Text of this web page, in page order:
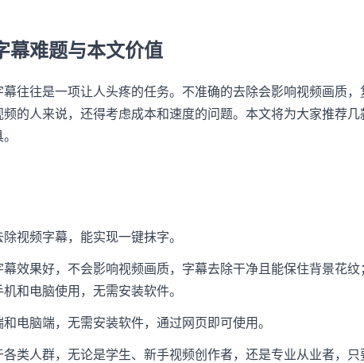
幕难题与本文价值
往往是一项让人头疼的任务。不准确的去除会影响视频画质
的人来说，还得考虑成本和速度的问题。本文将为大家推荐
除视频字幕，能实现一键抹字。
幕效果好，不会影响视频画质，字幕去除干净且能保住背景花
和电脑使用，无需安装软件。
和电脑端，无需安装软件，通过网页即可使用。
各类人群，无论是学生、新手视频创作者，还是专业从业者，只